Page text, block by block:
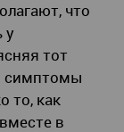
что
у
тот
симптомы
то, как
в